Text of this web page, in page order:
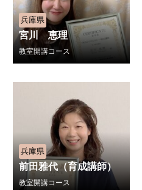
兵庫県
宮川 恵理
教室開講コース
兵庫県
前田雅代（育成講師）
教室開講コース